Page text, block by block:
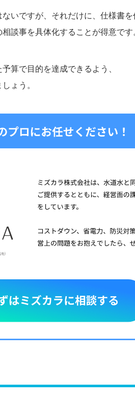
いですが、それだけに、仕様書
談事を具体化することが得意です
算で目的を達成できるよう、
ょう。